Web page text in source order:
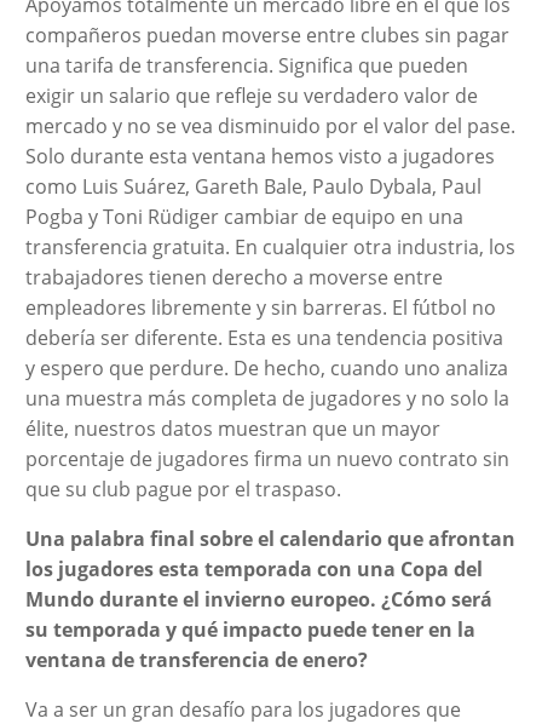
compañeros puedan moverse entre clubes sin pagar
una tarifa de transferencia. Significa que pueden
exigir un salario que refleje su verdadero valor de
mercado y no se vea disminuido por el valor del pase.
Solo durante esta ventana hemos visto a jugadores
como Luis Suárez, Gareth Bale, Paulo Dybala, Paul
Pogba y Toni Rüdiger cambiar de equipo en una
transferencia gratuita. En cualquier otra industria, los
trabajadores tienen derecho a moverse entre
empleadores libremente y sin barreras. El fútbol no
debería ser diferente. Esta es una tendencia positiva
y espero que perdure. De hecho, cuando uno analiza
una muestra más completa de jugadores y no solo la
élite, nuestros datos muestran que un mayor
porcentaje de jugadores firma un nuevo contrato sin
que su club pague por el traspaso.
Una palabra final sobre el calendario que afrontan
los jugadores esta temporada con una Copa del
Mundo durante el invierno europeo. ¿Cómo será
su temporada y qué impacto puede tener en la
ventana de transferencia de enero?
Va a ser un gran desafío para los jugadores que